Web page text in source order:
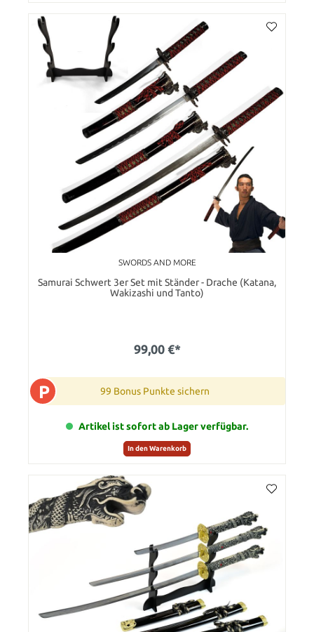
SWORDS AND MORE
Samurai Schwert 3er Set mit Ständer - Drache (Katana,
Wakizashi und Tanto)
99,00 €*
P 99 Bonus Punkte sichern
Artikel ist sofort ab Lager verfügbar.
In den Warenkorb